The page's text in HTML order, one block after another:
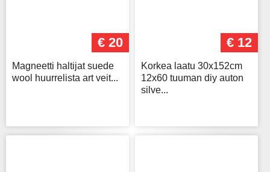
€ 20
Magneetti haltijat suede
wool huurrelista art veit...
€ 12
Korkea laatu 30x152cm
12x60 tuuman diy auton
silve...